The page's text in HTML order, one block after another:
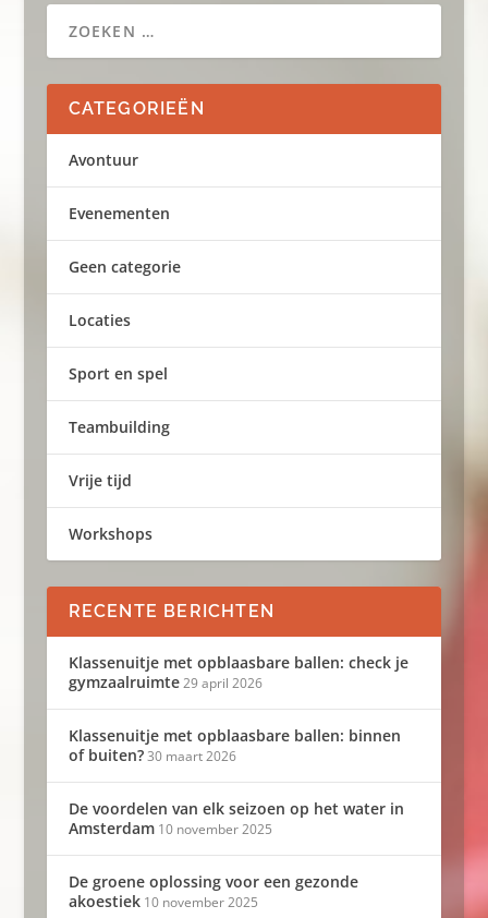
CATEGORIEËN
Avontuur
Evenementen
Geen categorie
Locaties
Sport en spel
Teambuilding
Vrije tijd
Workshops
RECENTE BERICHTEN
Klassenuitje met opblaasbare ballen: check je
gymzaalruimte 29 april 2026
Klassenuitje met opblaasbare ballen: binnen
of buiten? 30 maart 2026
De voordelen van elk seizoen op het water in
Amsterdam 10 november 2025
De groene oplossing voor een gezonde
akoestiek 10 november 2025